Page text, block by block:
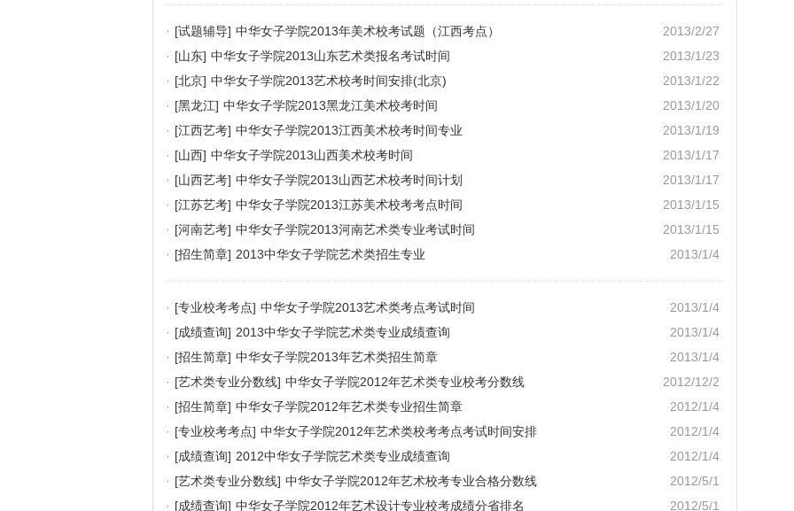
2013/2/27
· [试题辅导] 中华女子学院2013年美术校考试题（江西考点）
2013/1/23
· [山东] 中华女子学院2013山东艺术类报名考试时间
2013/1/22
· [北京] 中华女子学院2013艺术校考时间安排(北京)
2013/1/20
· [黑龙江] 中华女子学院2013黑龙江美术校考时间
2013/1/19
· [江西艺考] 中华女子学院2013江西美术校考时间专业
2013/1/17
· [山西] 中华女子学院2013山西美术校考时间
2013/1/17
· [山西艺考] 中华女子学院2013山西艺术校考时间计划
2013/1/15
· [江苏艺考] 中华女子学院2013江苏美术校考考点时间
2013/1/15
· [河南艺考] 中华女子学院2013河南艺术类专业考试时间
2013/1/4
· [招生简章] 2013中华女子学院艺术类招生专业
2013/1/4
· [专业校考考点] 中华女子学院2013艺术类考点考试时间
2013/1/4
· [成绩查询] 2013中华女子学院艺术类专业成绩查询
2013/1/4
· [招生简章] 中华女子学院2013年艺术类招生简章
2012/12/2
· [艺术类专业分数线] 中华女子学院2012年艺术类专业校考分数线
2012/1/4
· [招生简章] 中华女子学院2012年艺术类专业招生简章
2012/1/4
· [专业校考考点] 中华女子学院2012年艺术类校考考点考试时间安排
2012/1/4
· [成绩查询] 2012中华女子学院艺术类专业成绩查询
2012/5/1
· [艺术类专业分数线] 中华女子学院2012年艺术校考专业合格分数线
2012/5/1
· [成绩查询] 中华女子学院2012年艺术设计专业校考成绩分省排名